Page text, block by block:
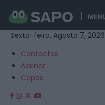
Sexta-feira, Agosto 7, 2026
Contactos
Assinar
Capas